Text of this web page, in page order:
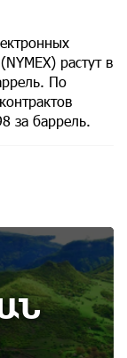
растут в
По
за баррель.